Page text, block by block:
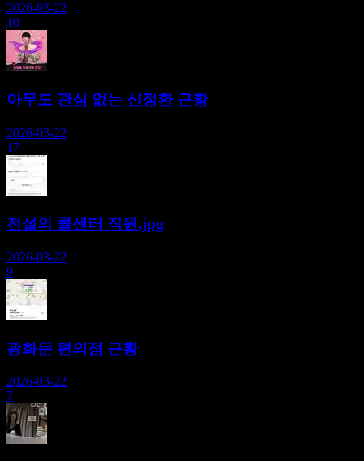
2026-03-22
10
아무도 관심 없는 신정환 근황
2026-03-22
17
전설의 콜센터 직원.jpg
2026-03-22
9
광화문 편의점 근황
2026-03-22
7